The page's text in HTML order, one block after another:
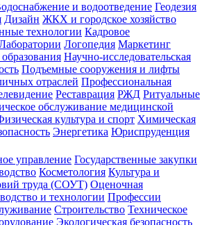
и водоотведение Геодезия
Дизайн ЖКХ и городское хозяйство
технологии Кадровое
Логопедия Маркетинг
Научно-исследовательская
Подъемные сооружения и лифты
отраслей Профессиональная
Реставрация РЖД Ритуальные
обслуживание медицинской
культура и спорт Химическая
Энергетика Юриспруденция
управление Государственные закупки
Косметология Культура и
труда (СОУТ) Оценочная
и технологии Профессии
Строительство Техническое
Экологическая безопасность